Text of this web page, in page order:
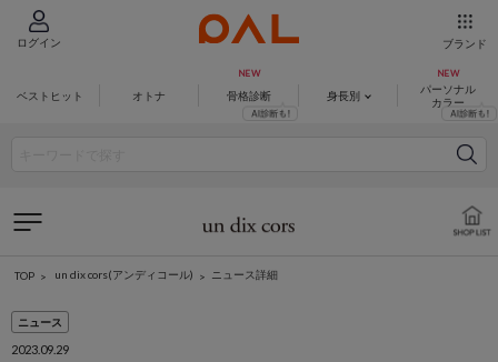
ログイン ブランド
ベストヒット オトナ 骨格診断 身長別
パーソナル
カラー
TOP un dix cors(アンディコール) ニュース詳細
ニュース
2023.09.29